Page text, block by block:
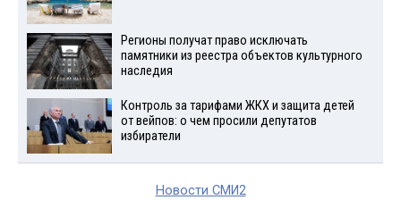
Регионы получат право исключать
памятники из реестра объектов культурного
наследия
Контроль за тарифами ЖКХ и защита детей
от вейпов: о чем просили депутатов
избиратели
Новости СМИ2